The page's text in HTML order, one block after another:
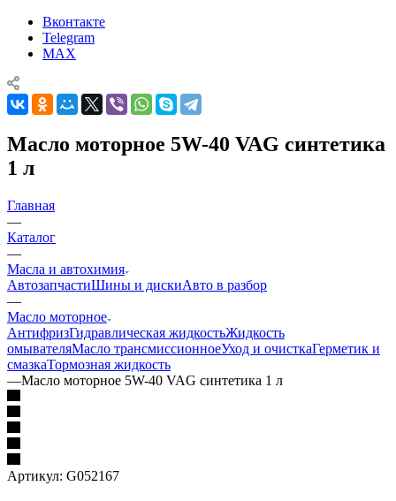
Вконтакте
Telegram
MAX
Масло моторное 5W-40 VAG синтетика
1 л
Главная
—
Каталог
—
Масла и автохимия
АвтозапчастиШины и дискиАвто в разбор
—
Масло моторное
АнтифризГидравлическая жидкостьЖидкость
омывателяМасло трансмиссионноеУход и очисткаГерметик и
смазкаТормозная жидкость
—Масло моторное 5W-40 VAG синтетика 1 л
Артикул: G052167